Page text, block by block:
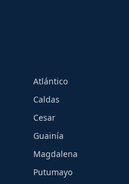
Atlántico
Caldas
Cesar
Guainía
Magdalena
Putumayo